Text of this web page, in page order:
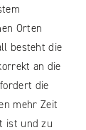
Orten
besteht die
an die
die
mehr Zeit
ist und zu